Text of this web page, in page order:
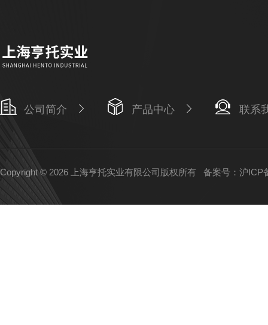
公司简介 产品中心 联系
Copyright © 2026 上海亨托实业有限公司版权所有 备案号：沪ICP